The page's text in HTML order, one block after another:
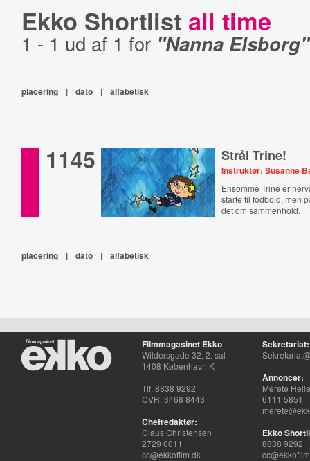
Ekko Shortlist all time
1 - 1 ud af 1 for "Nanna Elsborg"
placering | dato | alfabetisk
1145 Strål Trine!
Instruktør: Susanne
Ensomme Trine er
starte til fodbold, men
det om sammenhold.
placering | dato | alfabetisk
Filmmagasinet Ekko
Wildersgade 32, 2. sal
1408 København K
Tlf. 8838 9292
CVR. 3468 8443
Chefredaktør:
Claus Christensen
2729 0011
cc@ekkofilm.dk
Sekretariat:
Annoncer:
Merete
6111 5851
Ekko
8838 9292